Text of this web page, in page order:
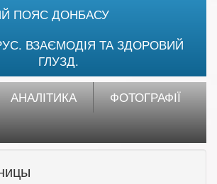
ПОЯС ДОНБАСУ
ВЗАЄМОДІЯ ТА ЗДОРОВИЙ
ГЛУЗД.
АНАЛІТИКА
ФОТОГРАФІЇ